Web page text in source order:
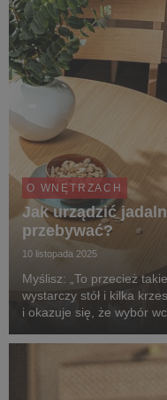
O WNĘTRZACH
Jak urządzić
przebywać?
10 listopada 2025
Myślisz: „To przecież
wystarczy stół i kilka
i okazuje się, że wybór
pomieszczeniu. Jak